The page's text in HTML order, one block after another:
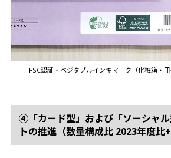
FSC認証・ベジタブルインキマーク（化粧箱・冊
④「カード型」および「ソーシャ
トの推進（数量構成比 2023年度比